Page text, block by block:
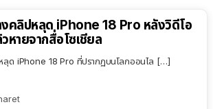
คลิปหลุด iPhone 18 Pro หลังวิดีโอ
ายจากสื่อโซเชียล
ลุด iPhone 18 Pro ที่ปรากฏบนโลกออนไล […]